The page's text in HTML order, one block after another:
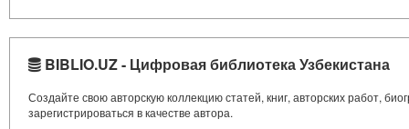
BIBLIO.UZ - Цифровая библиотека Узбекистана
Создайте свою авторскую коллекцию статей, книг, авторских работ,
зарегистрироваться в качестве автора.